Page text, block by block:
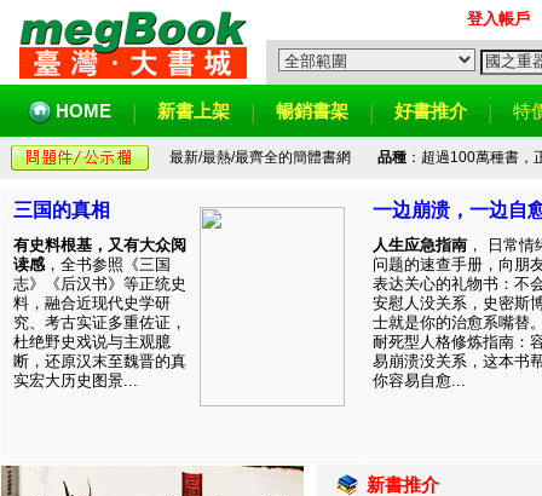
登入帳戶
HOME 新書上架 暢銷書架 好書推介 特
最新/最熱/最齊全的簡體書網 品種：超過100萬種書，
三国的真相
有史料根基，又有大众阅
读感 ，全书参照《三国
志》《后汉书》等正统史
料，融合近现代史学研
究、考古实证多重佐证，
杜绝野史戏说与主观臆
断，还原汉末至魏晋的真
实宏大历史图景...
一边崩溃，一边自
人生应急指南 ， 日常情
问题的速查手册，向朋
表达关心的礼物书：不
安慰人没关系，史密斯
士就是你的治愈系嘴替
耐死型人格修炼指南：
易崩溃没关系，这本书
你容易自愈...
新書推介